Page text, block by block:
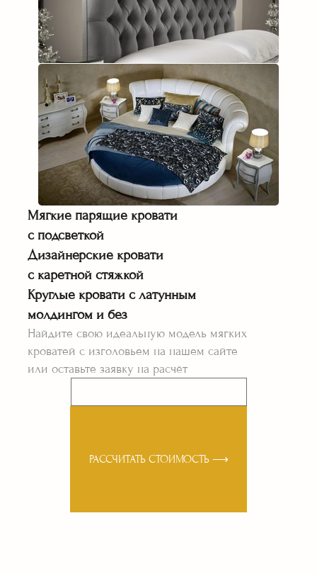
Мягкие парящие кровати
с подсветкой
Дизайнерские кровати
с каретной стяжкой
Круглые кровати с латунным
молдингом и без
Найдите свою идеальную модель мягких
кроватей с изголовьем на нашем сайте
или оставьте заявку на расчёт
РАССЧИТАТЬ СТОИМОСТЬ ⟶